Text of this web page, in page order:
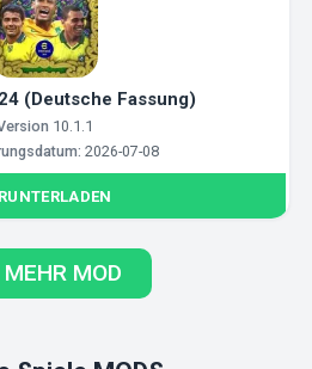
(Deutsche Fassung)
10.1.1
2026-07-08
MEHR MOD